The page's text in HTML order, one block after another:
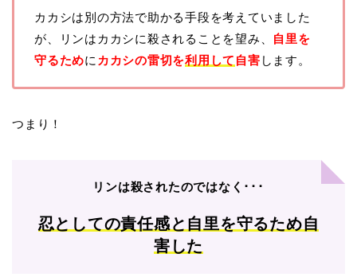
カカシは別の方法で助かる手段を考えていました
が、リンはカカシに殺されることを望み、 自里を
守るために カカシの雷切を利用して 自害 します。
つまり！
リンは殺されたのではなく･･･
忍としての責任感と自里を守るため自
害した